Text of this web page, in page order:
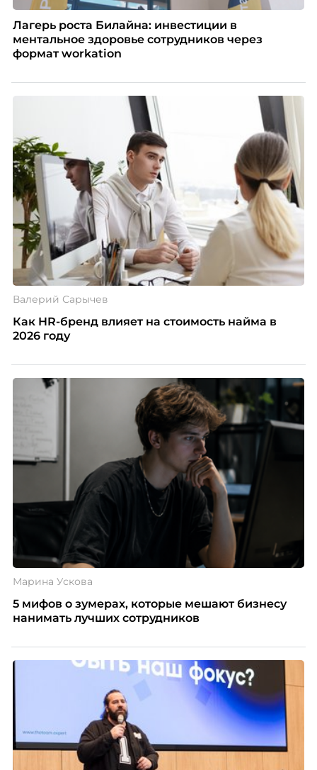
Лагерь роста Билайна: инвестиции в
ментальное здоровье сотрудников через
формат workation
Валерий Сарычев
Как HR-бренд влияет на стоимость найма в
2026 году
Марина Ускова
5 мифов о зумерах, которые мешают бизнесу
нанимать лучших сотрудников